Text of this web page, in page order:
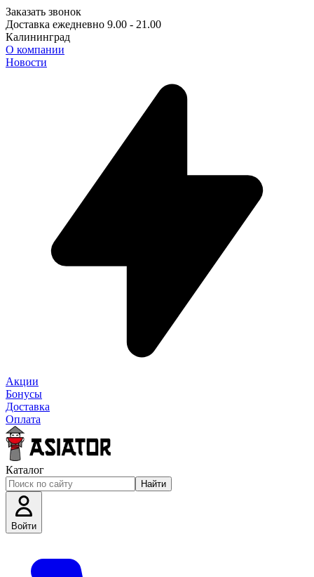
Заказать звонок
Доставка ежедневно 9.00 - 21.00
Калининград
О компании
Новости
Акции
Бонусы
Доставка
Оплата
Каталог
Найти
Войти